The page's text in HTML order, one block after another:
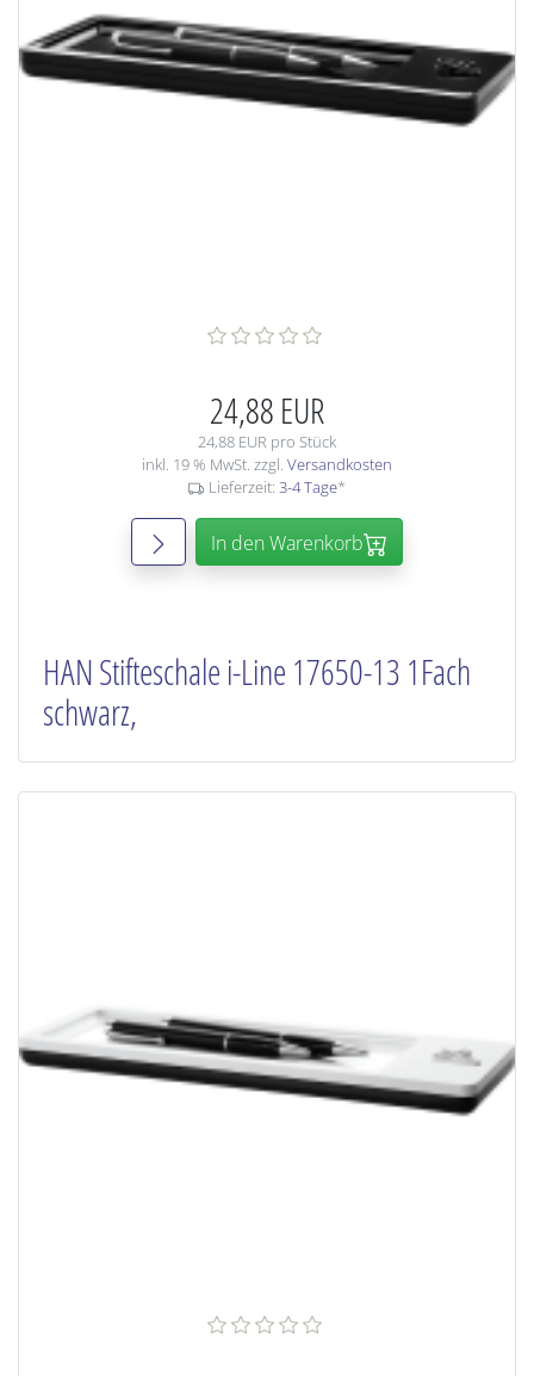
24,88 EUR
24,88 EUR pro Stück
inkl. 19 % MwSt. zzgl. Versandkosten
Lieferzeit: 3-4 Tage*
In den Warenkorb
HAN Stifteschale i-Line 17650-13 1Fach
schwarz,